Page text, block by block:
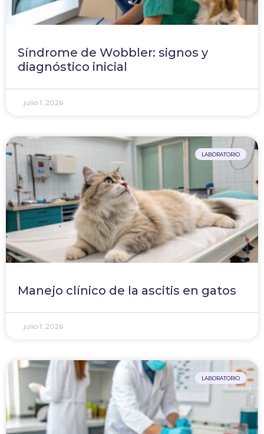
Síndrome de Wobbler: signos y
diagnóstico inicial
julio 1, 2026
LABORATORIO
Manejo clínico de la ascitis en gatos
julio 1, 2026
LABORATORIO